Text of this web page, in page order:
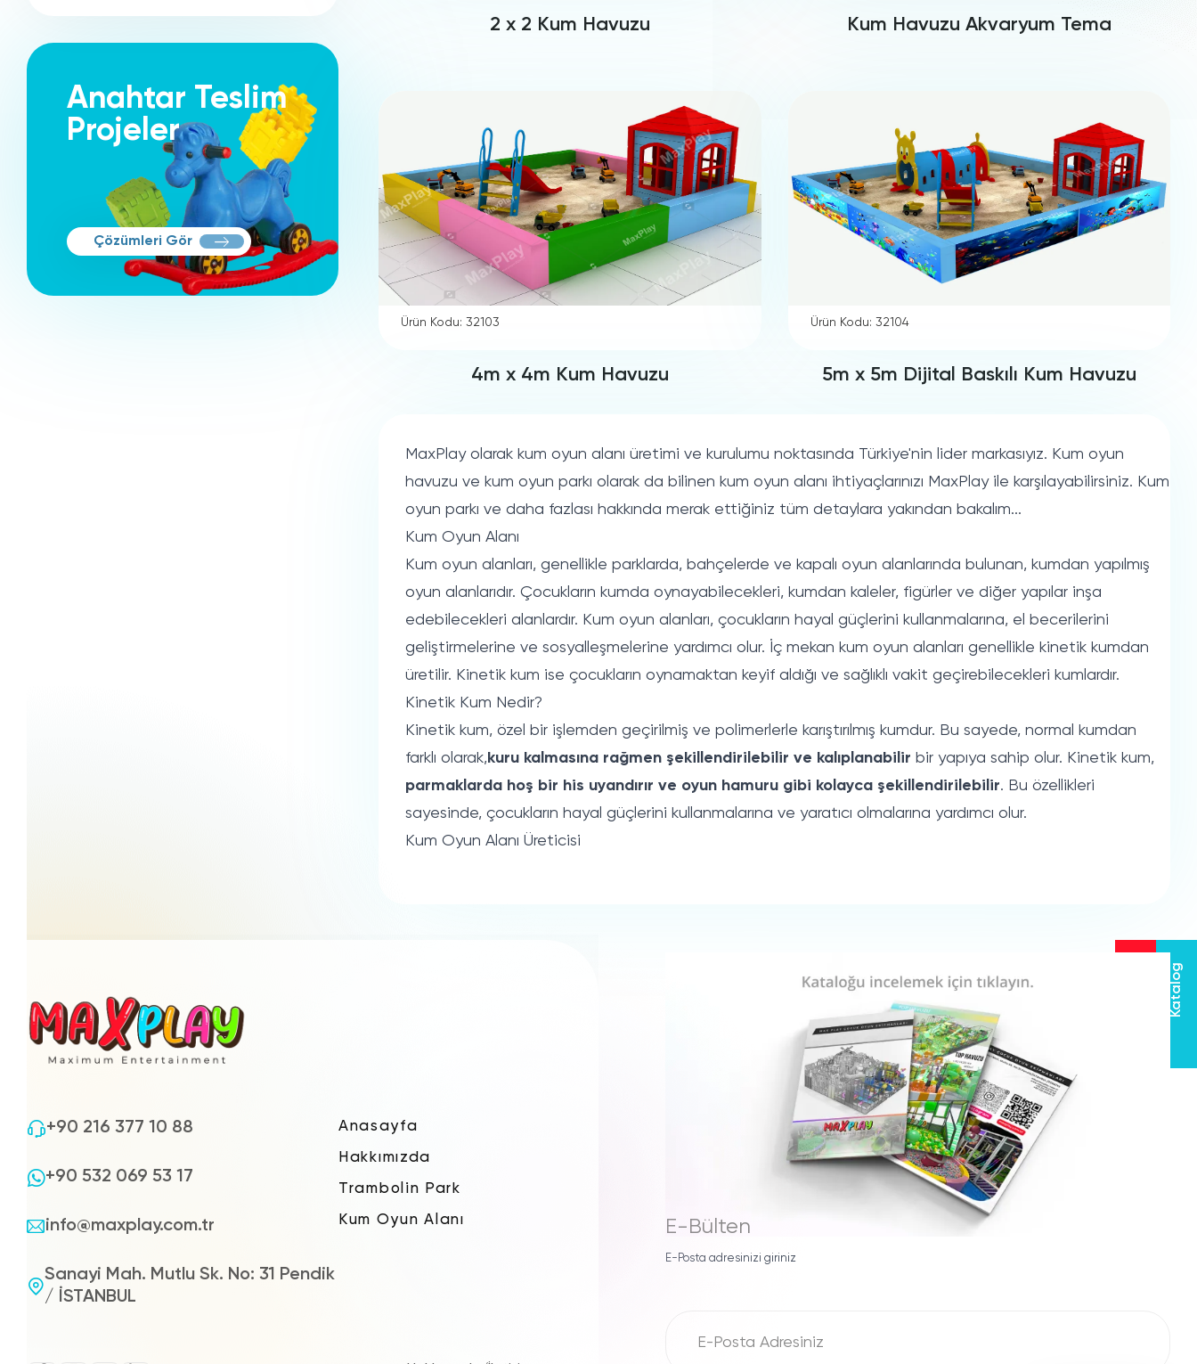
İnovatif Ürünler
Kule Kaydırak
Volkan Kaydırak
Anahtar Teslim
Projeler
Çözümleri Gör
2 x 2 Kum Havuzu Kum Havuzu Akvaryum Tema
Ürün Kodu: 32103
4m x 4m Kum Havuzu
Ürün Kodu: 32104
5m x 5m Dijital Baskılı Kum Havuzu
MaxPlay olarak kum oyun alanı üretimi ve kurulumu noktasında Türkiye'nin lider markasıyız. Kum oyun
havuzu ve kum oyun parkı olarak da bilinen kum oyun alanı ihtiyaçlarınızı MaxPlay ile karşılayabilirsiniz. Kum
oyun parkı ve daha fazlası hakkında merak ettiğiniz tüm detaylara yakından bakalım...
Kum Oyun Alanı
Kum oyun alanları, genellikle parklarda, bahçelerde ve kapalı oyun alanlarında bulunan, kumdan yapılmış
oyun alanlarıdır. Çocukların kumda oynayabilecekleri, kumdan kaleler, figürler ve diğer yapılar inşa
edebilecekleri alanlardır. Kum oyun alanları, çocukların hayal güçlerini kullanmalarına, el becerilerini
geliştirmelerine ve sosyalleşmelerine yardımcı olur. İç mekan kum oyun alanları genellikle kinetik kumdan
üretilir. Kinetik kum ise çocukların oynamaktan keyif aldığı ve sağlıklı vakit geçirebilecekleri kumlardır.
Kinetik Kum Nedir?
Kinetik kum, özel bir işlemden geçirilmiş ve polimerlerle karıştırılmış kumdur. Bu sayede, normal kumdan
farklı olarak, kuru kalmasına rağmen şekillendirilebilir ve kalıplanabilir bir yapıya sahip olur. Kinetik kum,
parmaklarda hoş bir his uyandırır ve oyun hamuru gibi kolayca şekillendirilebilir. Bu özellikleri
sayesinde, çocukların hayal güçlerini kullanmalarına ve yaratıcı olmalarına yardımcı olur.
Kum Oyun Alanı Üreticisi
kurumları, oyun alanları ve restoranlar gibi çeşitli mekanlarda kurmaktadır.MaxPlay kum oyun alanları,
çocukların hayal güçlerini kullanmalarına, el becerilerini geliştirmelerine ve sosyalleşmelerine yardımcı
olacak şekilde tasarlanmıştır. Kumda oynamak, çocukların yaratıcı ve özgür düşünmelerini teşvik eder.
Ayrıca, kumun dokusu ve kumda oynamanın tekrarlayan hareketleri, çocuklarda sakinleştirici bir etki
MaxPlay kum oyun alanlarının bazı özellikleri şunlardır:
Yüksek kaliteli ve dayanıklı malzemelerden üretilmiştir.
Çocukların güvenliğini göz önünde bulundurarak tasarlanmıştır.
Temizlenmesi kolaydır.
Katalog
+90 216 377 10 88
+90 532 069 53 17
info@maxplay.com.tr
Sanayi Mah. Mutlu Sk. No: 31 Pendik
/ İSTANBUL
Anasayfa
Hakkımızda
Trambolin Park
Kum Oyun Alanı E-Bülten
E-Posta adresinizi giriniz